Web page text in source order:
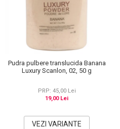
Scrub / Balsam de buze
Netestate pe Animale
Pudra pulbere translucida Banana
Luxury Scanlon, 02, 50 g
PRP: 45,00 Lei
19,00 Lei
VEZI VARIANTE